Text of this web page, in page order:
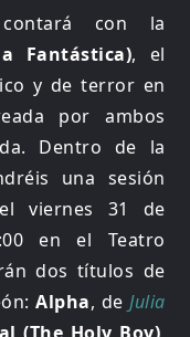
con la
Fantástica), el
y de terror en
por ambos
Dentro de la
una sesión
viernes 31 de
en el Teatro
dos títulos de
Alpha, de Julia